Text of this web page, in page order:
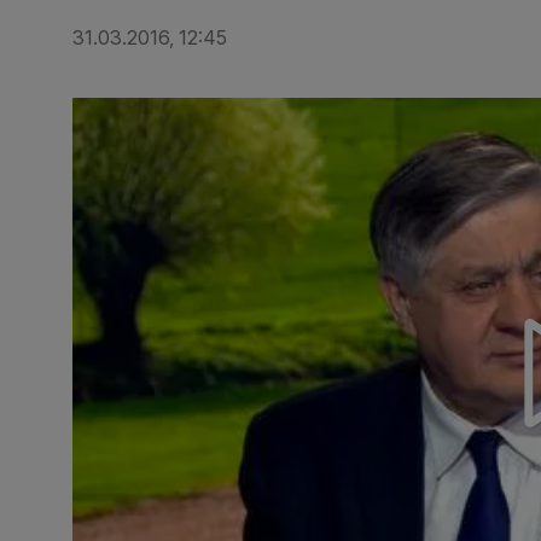
31.03.2016, 12:45